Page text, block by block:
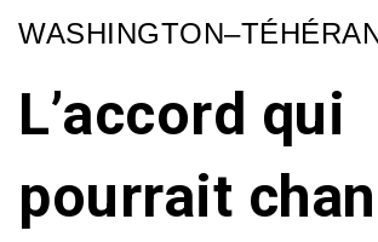
L’accord qui
pourrait